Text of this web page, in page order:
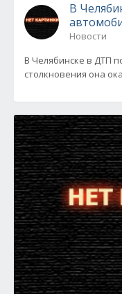
В
Новости
В Челябинске в ДТП
столкновения она